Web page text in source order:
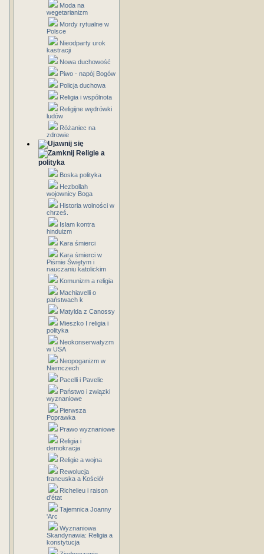
Moda na
wegetarianizm
Mordy rytualne w
Polsce
Nieodparty urok
kastracji
Nowa duchowość
Piwo - napój Bogów
Policja duchowa
Religia i wspólnota
Religijne wędrówki
ludów
Różaniec na
zdrowie
Religie a
polityka
Boska polityka
Hezbollah
wojownicy Boga
Historia wolności w
chrześ.
Islam kontra
hinduizm
Kara śmierci
Kara śmierci w
Piśmie Świętym i
nauczaniu katolickim
Komunizm a religia
Machiavelli o
państwach k
Matylda z Canossy
Mieszko I religia i
polityka
Neokonserwatyzm
w USA
Neopoganizm w
Niemczech
Pacelli i Pavelic
Państwo i związki
wyznaniowe
Pierwsza
Poprawka
Prawo wyznaniowe
Religia i
demokracja
Religie a wojna
Rewolucja
francuska a Kościół
Richelieu i raison
d'état
Tajemnica Joanny
'Arc
Wyznaniowa
Skandynawia: Religia a
konstytucja